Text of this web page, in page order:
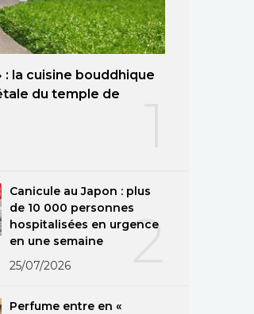
: la cuisine bouddhique
du temple de
2
Canicule au Japon : plus
de 10 000 personnes
hospitalisées en urgence
en une semaine
25/07/2026
Perfume entre en «